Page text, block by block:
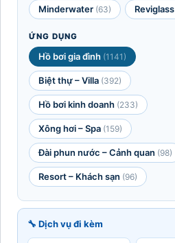
Minderwater (63) Reviglass
ỨNG DỤNG
Hồ bơi gia đình (1141)
Biệt thự – Villa (392)
Hồ bơi kinh doanh (233)
Xông hơi – Spa (159)
Đài phun nước – Cảnh quan (98)
Resort – Khách sạn (96)
🔧 Dịch vụ đi kèm